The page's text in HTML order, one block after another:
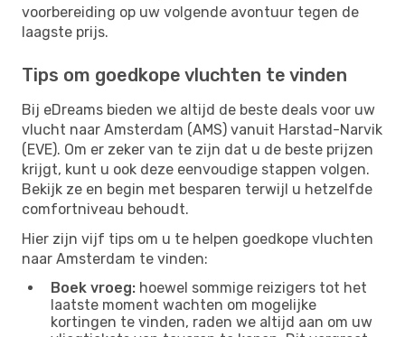
voorbereiding op uw volgende avontuur tegen de
laagste prijs.
Tips om goedkope vluchten te vinden
Bij eDreams bieden we altijd de beste deals voor uw
vlucht naar Amsterdam (AMS) vanuit Harstad-Narvik
(EVE). Om er zeker van te zijn dat u de beste prijzen
krijgt, kunt u ook deze eenvoudige stappen volgen.
Bekijk ze en begin met besparen terwijl u hetzelfde
comfortniveau behoudt.
Hier zijn vijf tips om u te helpen goedkope vluchten
naar Amsterdam te vinden:
Boek vroeg: hoewel sommige reizigers tot het
laatste moment wachten om mogelijke
kortingen te vinden, raden we altijd aan om uw